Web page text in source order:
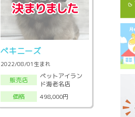
ペキニーズ
2022/08/01生まれ
販売店
ペットアイラン
ド海老名店
価格
498,000円